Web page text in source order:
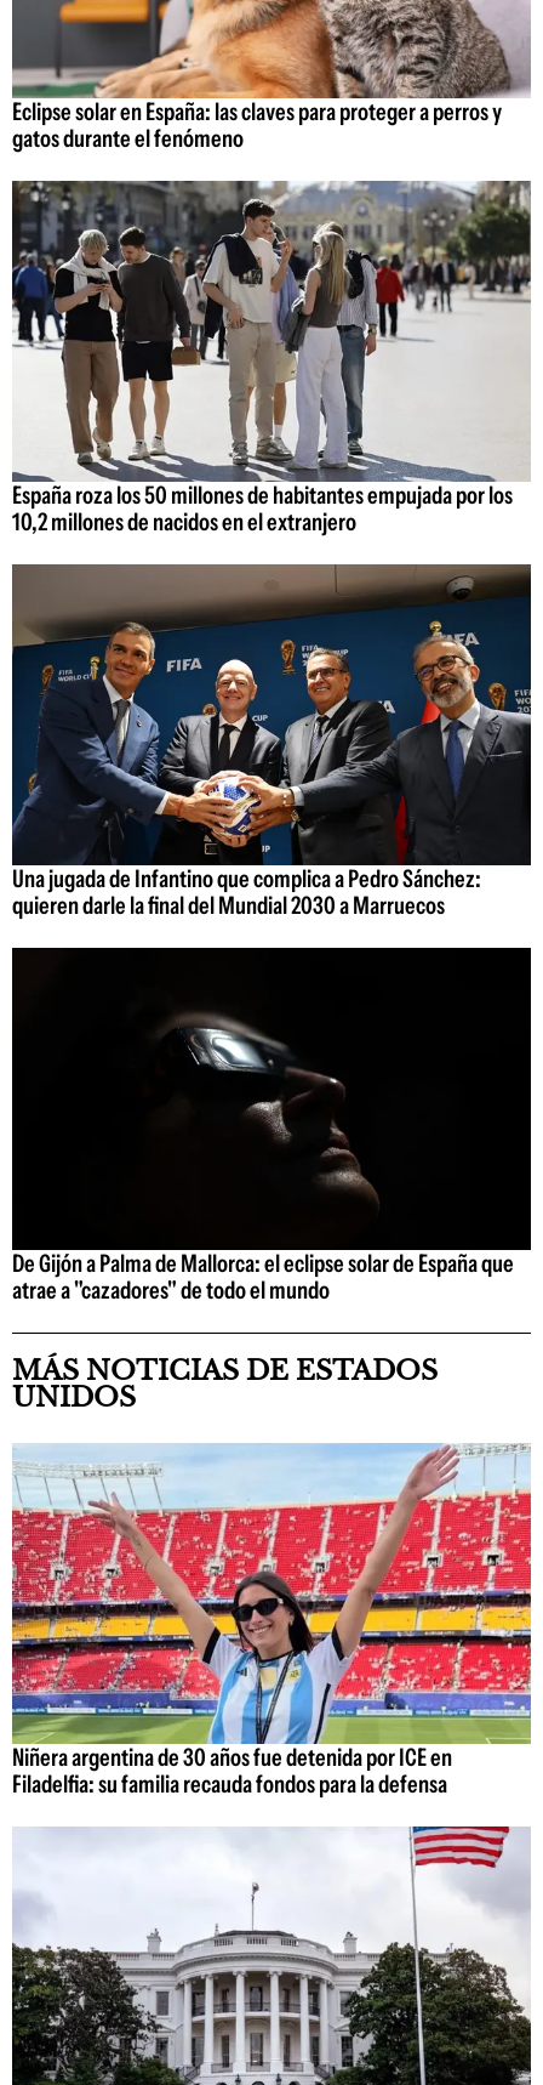
Eclipse solar en España: las claves para proteger a perros y
gatos durante el fenómeno
España roza los 50 millones de habitantes empujada por los
10,2 millones de nacidos en el extranjero
Una jugada de Infantino que complica a Pedro Sánchez:
quieren darle la final del Mundial 2030 a Marruecos
De Gijón a Palma de Mallorca: el eclipse solar de España que
atrae a "cazadores" de todo el mundo
MÁS NOTICIAS DE ESTADOS
UNIDOS
Niñera argentina de 30 años fue detenida por ICE en
Filadelfia: su familia recauda fondos para la defensa